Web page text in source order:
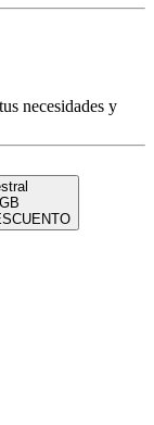
necesidades y